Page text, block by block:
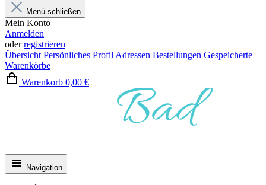
Menü schließen
Mein Konto
Anmelden
oderregistrieren
Übersicht Persönliches Profil Adressen Bestellungen Gespeicherte
Warenkörbe
Warenkorb 0,00 €
Navigation